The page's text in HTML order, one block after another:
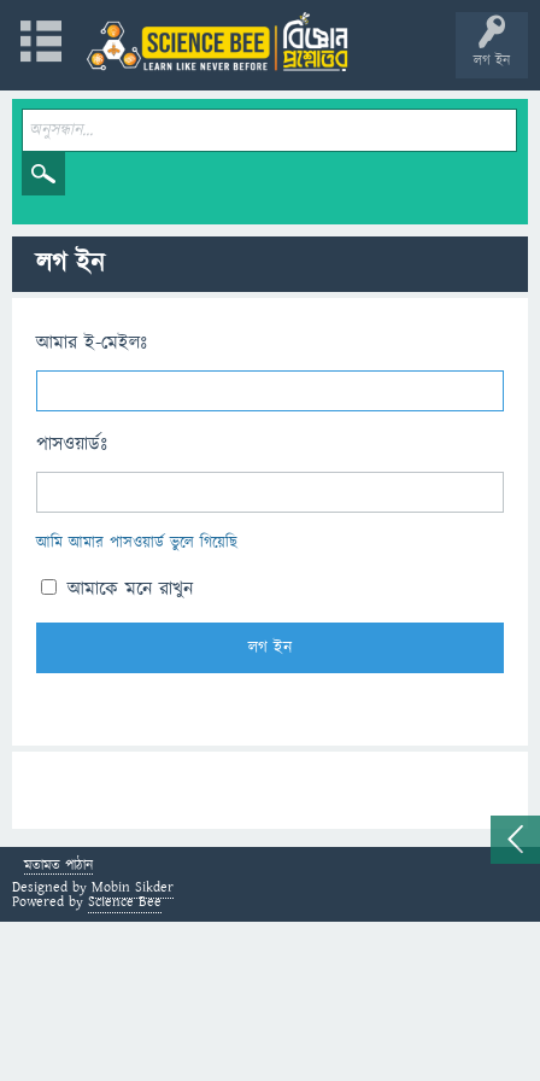
লগ ইন
লগ ইন
আমার ই-মেইলঃ
পাসওয়ার্ডঃ
আমি আমার পাসওয়ার্ড ভুলে গিয়েছি
আমাকে মনে রাখুন
মতামত পাঠান
Designed by Mobin Sikder
Powered by Science Bee